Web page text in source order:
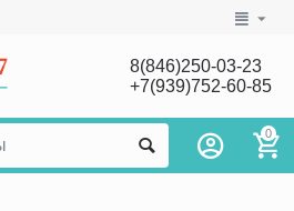
8(846)250-03-23
+7(939)752-60-85
0